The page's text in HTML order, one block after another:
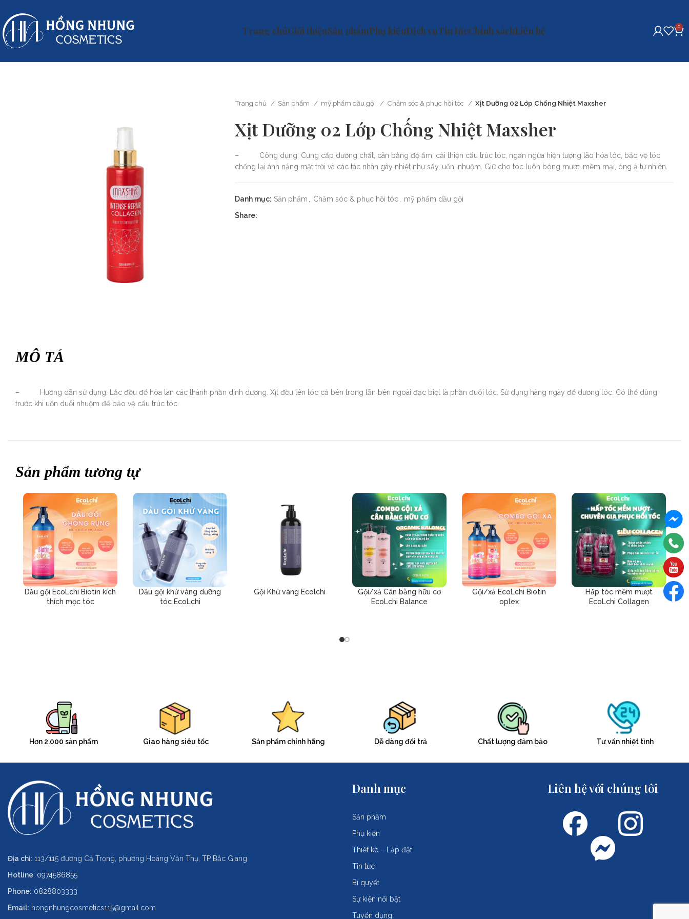
Trang chủGiới thiệuSản phẩmPhụ kiệnDịch vụTin tứcChính sáchLiên hệ 0
Trang chủ Sản phẩm mỹ phẩm dầu gội Chăm sóc & phục hồi tóc Xịt Dưỡng 02 Lớp Chống Nhiệt Maxsher
Xịt Dưỡng 02 Lớp Chống Nhiệt Maxsher
– Công dụng: Cung cấp dưỡng chất, cân bằng độ ẩm, cải thiện cấu trúc tóc, ngăn ngừa hiện tượng lão hóa tóc, bảo vệ tóc
chống lại ánh nắng mặt trời và các tác nhân gây nhiệt như sấy, uốn, nhuộm. Giữ cho tóc luôn bóng mượt, mềm mại, óng ả tự nhiên.
Danh mục: Sản phẩm Chăm sóc & phục hồi tóc
mỹ phẩm dầu gội
Share:
MÔ TẢ
– Hướng dẫn sử dụng: Lắc đều để hòa tan các thành phần dinh dưỡng. Xịt đều lên tóc cả bên trong lẫn bên ngoài đặc biệt là phần đuôi tóc. Sử dụng hàng ngày để dưỡng tóc. Có thể dùng
trước khi uốn duỗi nhuộm để bảo vệ cấu trúc tóc.
Sản phẩm tương tự
Dầu gội EcoLchi Biotin kích
thích mọc tóc
Dầu gội khử vàng dưỡng
tóc EcoLchi
Gội Khử vàng Ecolchi
Gội/xả Cân bằng hữu cơ
EcoLchi Balance
Gội/xả EcoLchi Biotin
oplex
Hấp tóc mềm mượt
EcoLchi Collagen
Hơn 2.000 sản phẩm Giao hàng siêu tốc Sản phẩm chính hãng Dễ dàng đổi trả Chất lượng đảm bảo Tư vấn nhiệt tình
Địa chỉ: 113/115 đường Cả Trọng, phường Hoàng Văn Thụ, TP Bắc Giang
Hotline: 0974586855
Phone: 0828803333
Email: hongnhungcosmetics115@gmail.com
Danh mục
Sản phẩm
Phụ kiện
Thiết kê – Lắp đặt
Tin tức
Bí quyết
Sự kiện nổi bật
Tuyển dụng
Liên hệ với chúng tôi